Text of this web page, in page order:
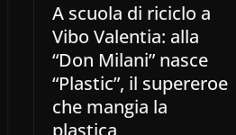
A scuola di riciclo a
Vibo Valentia: alla
“Don Milani” nasce
“Plastic”, il supereroe
che mangia la
plastica